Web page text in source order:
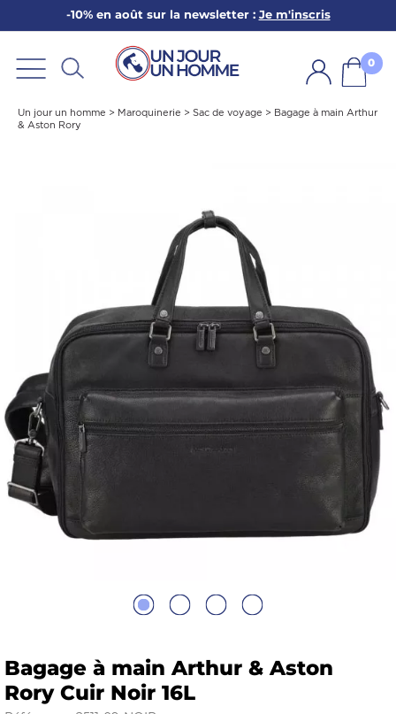
-10% en août sur la newsletter : Je m'inscris
0
Un jour un homme > Maroquinerie > Sac de voyage > Bagage à main Arthur
& Aston Rory
Bagage à main Arthur & Aston
Rory Cuir Noir 16L